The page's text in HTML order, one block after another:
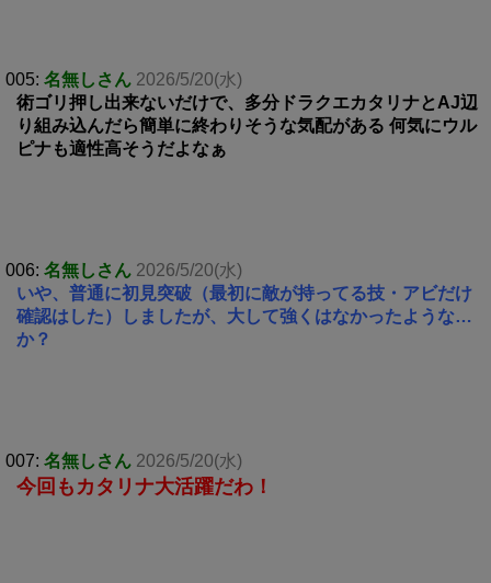
005: 名無しさん 2026/5/20(水)
術ゴリ押し出来ないだけで、多分ドラクエカタリナとAJ辺
り組み込んだら簡単に終わりそうな気配がある 何気にウル
ピナも適性高そうだよなぁ
006: 名無しさん 2026/5/20(水)
いや、普通に初見突破（最初に敵が持ってる技・アビだけ
確認はした）しましたが、大して強くはなかったような…
か？
007: 名無しさん 2026/5/20(水)
今回もカタリナ大活躍だわ！